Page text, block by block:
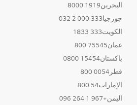
البحرين1919 8000
جورجيا333 000 2 032
الكويت333 1833
عمان75545 800
باكستان15454 0800
قطر0054 800
الإمارات54 800
اليمن+967 1 264 096